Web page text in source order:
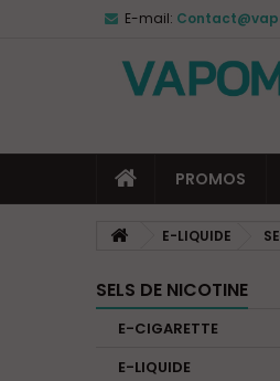
E-mail:
PROMOS
E-LIQUIDE
SELS DE NICOTINE
E-CIGARETTE
E-LIQUIDE